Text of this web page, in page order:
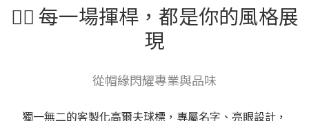
🏌️‍♂️ 每一場揮桿，都是你的風格展
現
從帽緣閃耀專業與品味
獨一無二的客製化高爾夫球標，專屬名字、亮眼設計，